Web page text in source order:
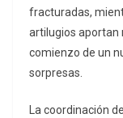
fracturadas,
artilugios aportan
comienzo de un
sorpresas.
La coordinación